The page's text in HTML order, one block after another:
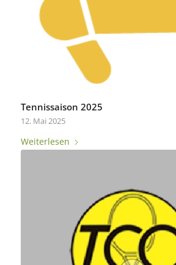
Tennissaison 2025
12. Mai 2025
Weiterlesen